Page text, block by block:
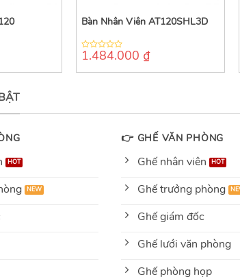
Bàn Nhân Viên AT120SHL3D
0
of
1.484.000 ₫
👉 GHẾ VĂN PHÒNG
Ghế nhân viên
Ghế trưởng phòng
Ghế giám đốc
Ghế lưới văn phòng
Ghế phòng họp